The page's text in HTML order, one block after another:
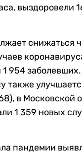
выздоровели
снижаться
954
также
в Московской
1 359 новых
пандемии